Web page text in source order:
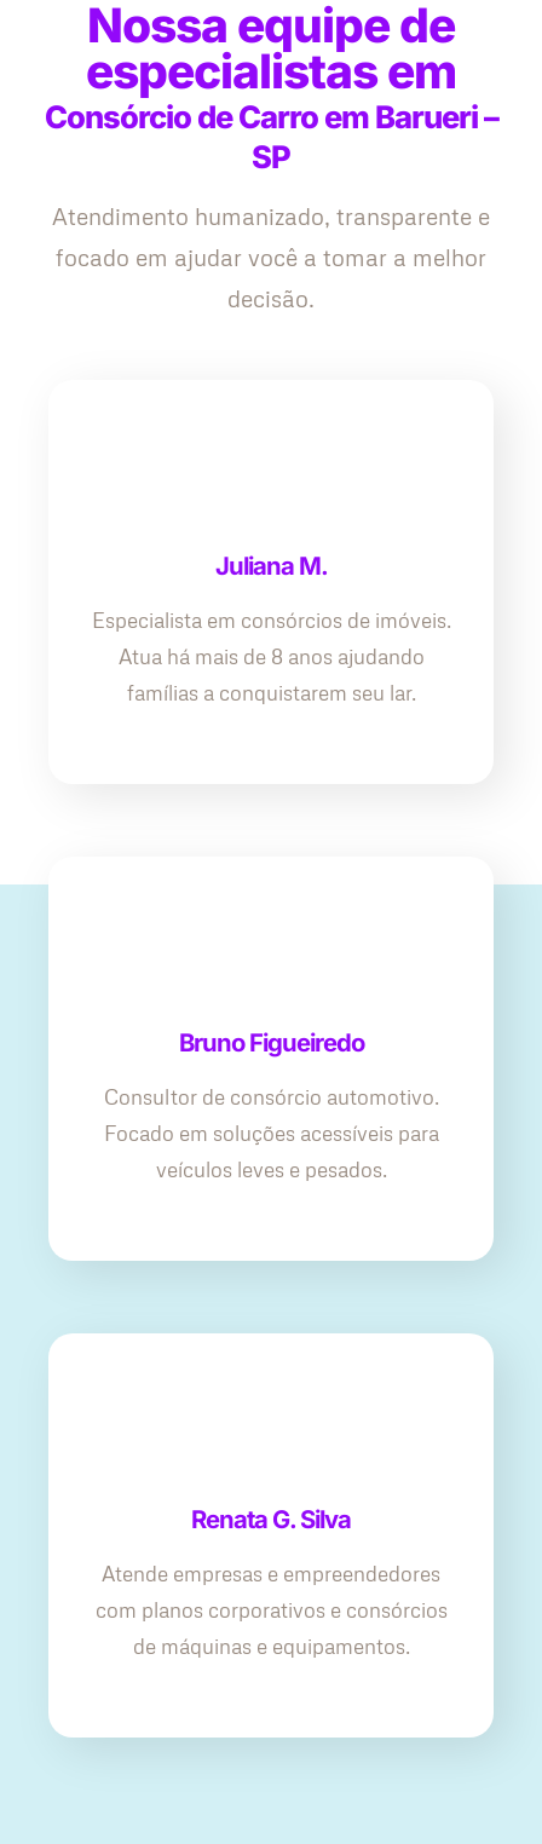
Nossa equipe de
especialistas em
Consórcio de Carro em Barueri –
SP
Atendimento humanizado, transparente e
focado em ajudar você a tomar a melhor
decisão.
Juliana M.
Especialista em consórcios de imóveis.
Atua há mais de 8 anos ajudando
famílias a conquistarem seu lar.
Bruno Figueiredo
Consultor de consórcio automotivo.
Focado em soluções acessíveis para
veículos leves e pesados.
Renata G. Silva
Atende empresas e empreendedores
com planos corporativos e consórcios
de máquinas e equipamentos.